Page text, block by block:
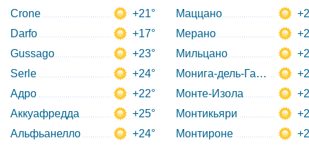
Crone
+21°
Darfo
+17°
Gussago
+23°
Serle
+24°
Адро
+22°
Аккуафредда
+25°
Альфьанелло
+24°
Маццано
Мерано
Мильцано
Монига-дель-Гарда
Монте-Изола
Монтикьяри
Монтироне